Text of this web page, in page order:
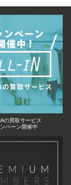
の買取サービス
ペーン開催中